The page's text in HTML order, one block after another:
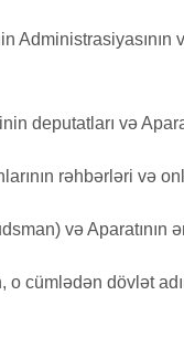
Administrasiyasının
deputatları və
rəhbərləri və
və Aparatının
cümlədən dövlət